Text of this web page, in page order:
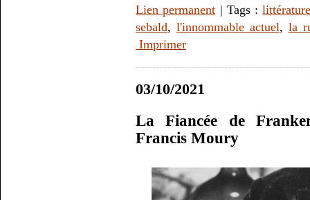
Lien permanent | Tags :
sebald, l'innommable actuel, la
Imprimer
03/10/2021
La Fiancée de
Francis Moury